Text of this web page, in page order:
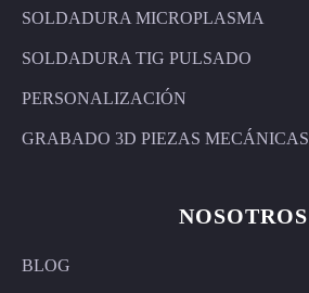
SOLDADURA MICROPLASMA
SOLDADURA TIG PULSADO
PERSONALIZACIÓN
GRABADO 3D PIEZAS MECÁNICAS
NOSOTROS
BLOG